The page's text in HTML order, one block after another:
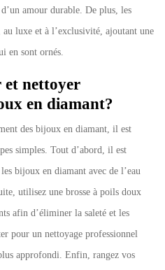
d’un amour durable. De plus, les
au luxe et à l’exclusivité, ajoutant une
en sont ornés.
et nettoyer
en diamant?
des bijoux en diamant, il est
simples. Tout d’abord, il est
bijoux en diamant avec de l’eau
utilisez une brosse à poils doux
afin d’éliminer la saleté et les
pour un nettoyage professionnel
approfondi. Enfin, rangez vos